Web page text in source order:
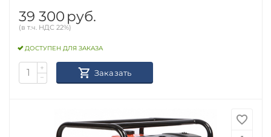
39 300 руб.
(в т.ч. НДС 22%)
ДОСТУПЕН ДЛЯ ЗАКАЗА
+
−
Заказать